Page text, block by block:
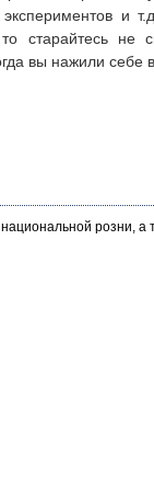
экспериментов и
не
вы нажили себе
розни,